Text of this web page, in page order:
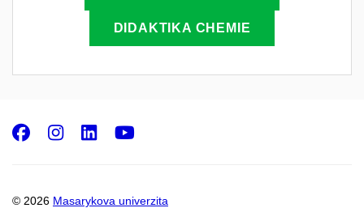
DIDAKTIKA CHEMIE
© 2026 Masarykova univerzita
Facebook
Instagram
LinkedIn